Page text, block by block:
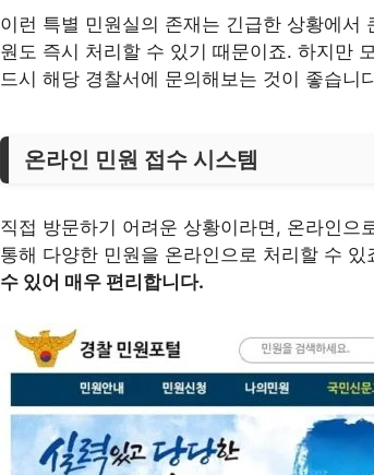
이런 특별 민원실의 존재는 긴급한 상황에서
원도 즉시 처리할 수 있기 때문이죠. 하지만
드시 해당 경찰서에 문의해보는 것이 좋습니
온라인 민원 접수 시스템
직접 방문하기 어려운 상황이라면, 온라인으
통해 다양한 민원을 온라인으로 처리할 수 있
수 있어 매우 편리합니다.